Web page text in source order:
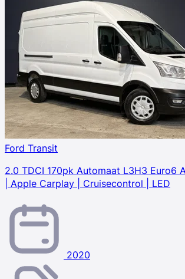
Ford Transit
2.0 TDCI 170pk Automaat L3H3 Euro6
| Apple Carplay | Cruisecontrol | LED
2020